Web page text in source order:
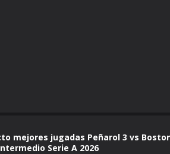
mejores jugadas Peñarol 3 vs
Serie A 2026